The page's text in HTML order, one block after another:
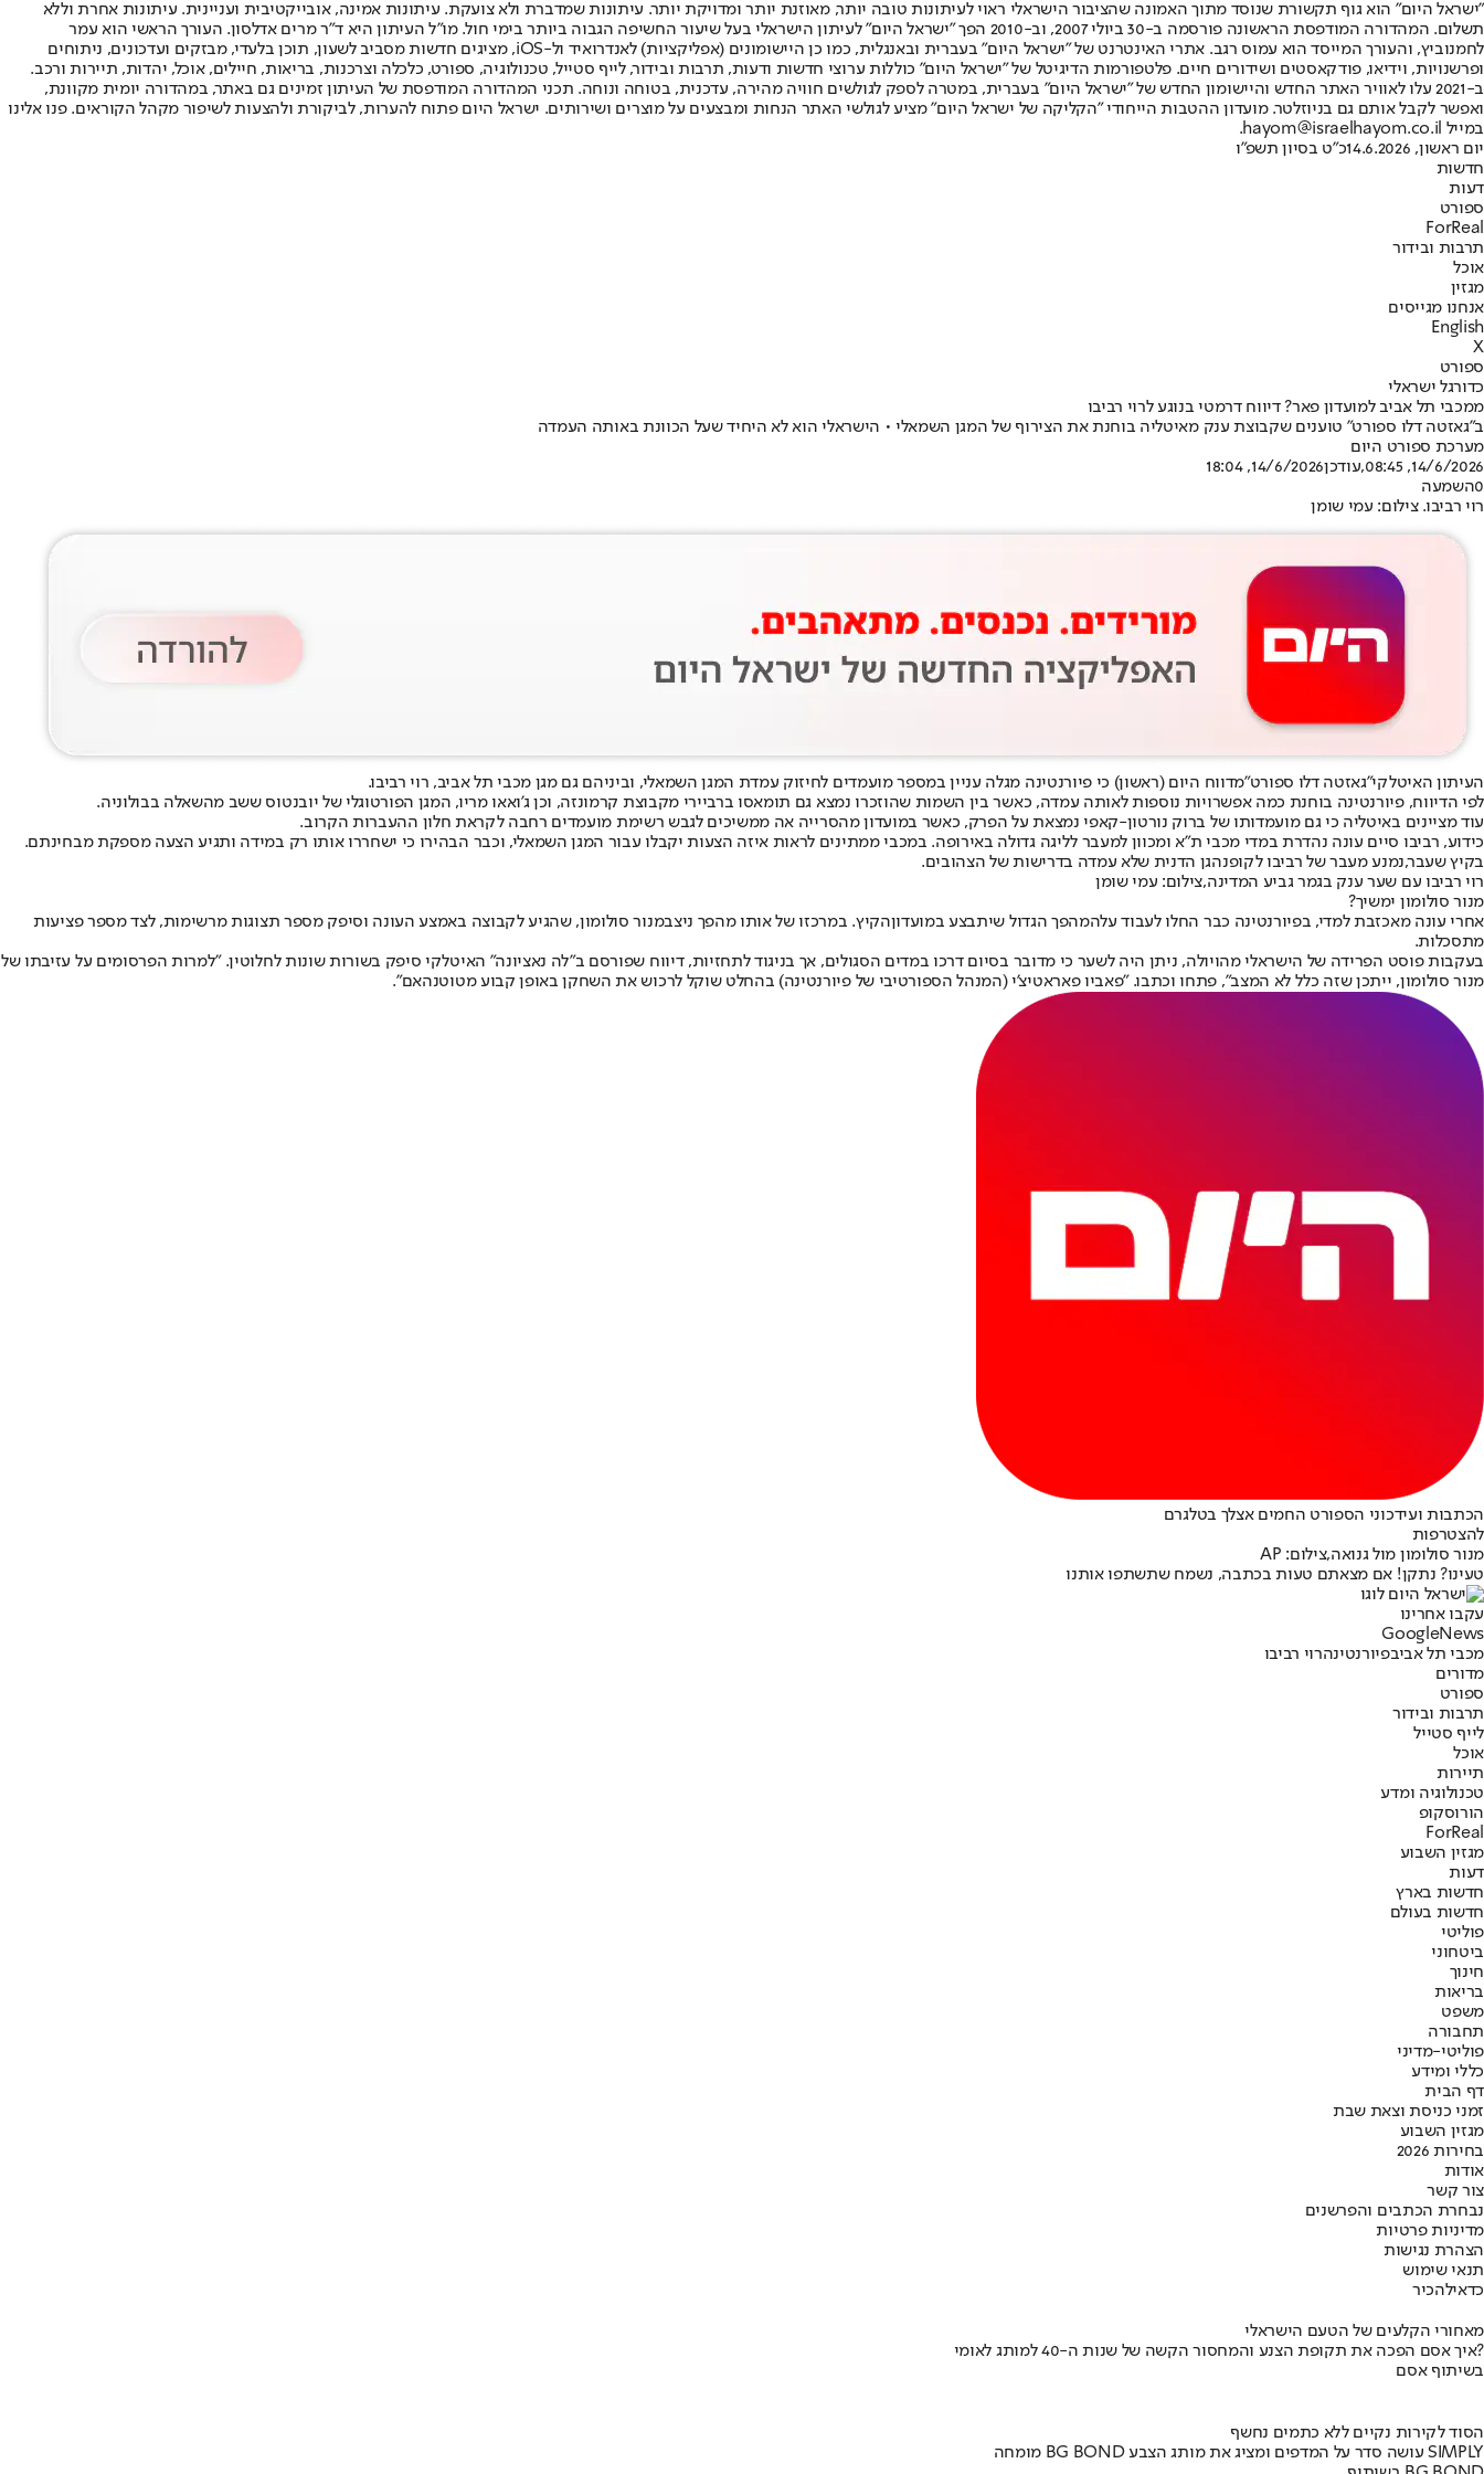
"ישראל היום" הוא גוף תקשורת שנוסד מתוך האמונה שהציבור הישראלי ראוי לעיתונות טובה יותר, מאוזנת יותר ומדויקת יותר. עיתונות שמדברת ולא צועקת. עיתונות אמינה, אובייקטיבית ועניינית. עיתונות אחרת וללא
תשלום. המהדורה המודפסת הראשונה פורסמה ב-30 ביולי 2007, וב-2010 הפך "ישראל היום" לעיתון הישראלי בעל שיעור החשיפה הגבוה ביותר בימי חול. מו"ל העיתון היא ד"ר מרים אדלסון. העורך הראשי הוא עמר
לחמנוביץ, והעורך המייסד הוא עמוס רגב. אתרי האינטרנט של "ישראל היום" בעברית ובאנגלית, כמו כן היישומונים (אפליקציות) לאנדרואיד ול-iOS, מציגים חדשות מסביב לשעון, תוכן בלעדי, מבזקים ועדכונים, ניתוחים
ופרשנויות, וידיאו, פודקאסטים ושידורים חיים. פלטפורמות הדיגיטל של "ישראל היום" כוללות ערוצי חדשות ודעות, תרבות ובידור, לייף סטייל, טכנולוגיה, ספורט, כלכלה וצרכנות, בריאות, חיילים, אוכל, יהדות, תיירות ורכב.
ב-2021 עלו לאוויר האתר החדש והיישומון החדש של "ישראל היום" בעברית, במטרה לספק לגולשים חוויה מהירה, עדכנית, בטוחה ונוחה. תכני המהדורה המודפסת של העיתון זמינים גם באתר, במהדורה יומית מקוונת,
ואפשר לקבל אותם גם בניוזלטר. מועדון ההטבות הייחודי "הקליקה של ישראל היום" מציע לגולשי האתר הנחות ומבצעים על מוצרים ושירותים. ישראל היום פתוח להערות, לביקורת ולהצעות לשיפור מקהל הקוראים. פנו אלינו
במייל hayom@israelhayom.co.il.
יום ראשון, 14.6.2026
כ"ט בסיון תשפ"ו
חדשות
דעות
ספורט
ForReal
תרבות ובידור
אוכל
מגזין
אנחנו מגייסים
English
X
ספורט
כדורגל ישראלי
ממכבי תל אביב למועדון פאר? דיווח דרמטי בנוגע לרוי רביבו
ב"גאזטה דלו ספורט" טוענים שקבוצת ענק מאיטליה בוחנת את הצירוף של המגן השמאלי • הישראלי הוא לא היחיד שעל הכוונת באותה העמדה
מערכת ספורט היום
14/6/2026, 08:45
,עודכן14/6/2026, 18:04
0השמעה
רוי רביבו. צילום: עמי שומן
העיתון האיטלקי"גאזטה דלו ספורט"מדווח היום (ראשון) כי פיורנטינה מגלה עניין במספר מועמדים לחיזוק עמדת המגן השמאלי, וביניהם גם מגן מכבי תל אביב, רוי רביבו.
לפי הדיווח, פיורנטינה בוחנת כמה אפשרויות נוספות לאותה עמדה, כאשר בין השמות שהוזכרו נמצא גם תומאסו ברביירי מקבוצת קרמונזה, וכן ג’ואאו מריו, המגן הפורטוגלי של יובנטוס ששב מהשאלה בבולוניה.
עוד מציינים באיטליה כי גם מועמדותו של ברוק נורטון-קאפי נמצאת על הפרק, כאשר במועדון מהסרייה אה ממשיכים לגבש רשימת מועמדים רחבה לקראת חלון ההעברות הקרוב.
כידוע, רביבו סיים עונה נהדרת במדי מכבי ת"א ומכוון למעבר לליגה גדולה באירופה. במכבי ממתינים לראות איזה הצעות יקבלו עבור המגן השמאלי, וכבר הבהירו כי ישחררו אותו רק במידה ותגיע הצעה מספקת מבחינתם.
בקיץ שעבר,נמנע מעבר של רביבו לקופנהגן הדנית שלא עמדה בדרישות של הצהובים.
רוי רביבו עם שער ענק בגמר גביע המדינה,צילום: עמי שומן
מנור סולומון ימשיך?
אחרי עונה מאכזבת למדי, בפיורנטינה כבר החלו לעבוד עלהמהפך הגדול שיתבצע במועדוןהקיץ. במרכזו של אותו מהפך ניצבמנור סולומון, שהגיע לקבוצה באמצע העונה וסיפק מספר תצוגות מרשימות, לצד מספר פציעות
מתסכלות.
בעקבות פוסט הפרידה של הישראלי מהויולה, ניתן היה לשער כי מדובר בסיום דרכו במדים הסגולים, אך בניגוד לתחזיות, דיווח שפורסם ב"לה נאציונה" האיטלקי סיפק בשורות שונות לחלוטין. "למרות הפרסומים על עזיבתו של
מנור סולומון, ייתכן שזה כלל לא המצב", פתחו וכתבו. "פאביו פאראטיצ'י (המנהל הספורטיבי של פיורנטינה) בהחלט שוקל לרכוש את השחקן באופן קבוע מטוטנהאם".
הכתבות ועידכוני הספורט החמים אצלך בטלגרם
להצטרפות
מנור סולומון מול גנואה,צילום: AP
טעינו? נתקן! אם מצאתם טעות בכתבה, נשמח שתשתפו אותנו
עקבו אחרינו
Googl eNews
מכבי תל אביבפיורנטינהרוי רביבו
מדורים
ספורט
תרבות ובידור
לייף סטייל
אוכל
תיירות
טכנולוגיה ומדע
הורוסקופ
ForReal
מגזין השבוע
דעות
חדשות בארץ
חדשות בעולם
פוליטי
ביטחוני
חינוך
בריאות
משפט
תחבורה
פוליטי-מדיני
כללי ומידע
דף הבית
זמני כניסת וצאת שבת
מגזין השבוע
בחירות 2026
אודות
צור קשר
נבחרת הכתבים והפרשנים
מדיניות פרטיות
הצהרת נגישות
תנאי שימוש
כדאילהכיר
מאחורי הקלעים של הטעם הישראלי
איך אסם הפכה את תקופת הצנע והמחסור הקשה של שנות ה-40 למותג לאומי?
בשיתוף אסם
הסוד לקירות נקיים ללא כתמים נחשף
מומחה BG BOND עושה סדר על המדפים ומציג את מותג הצבע SIMPLY